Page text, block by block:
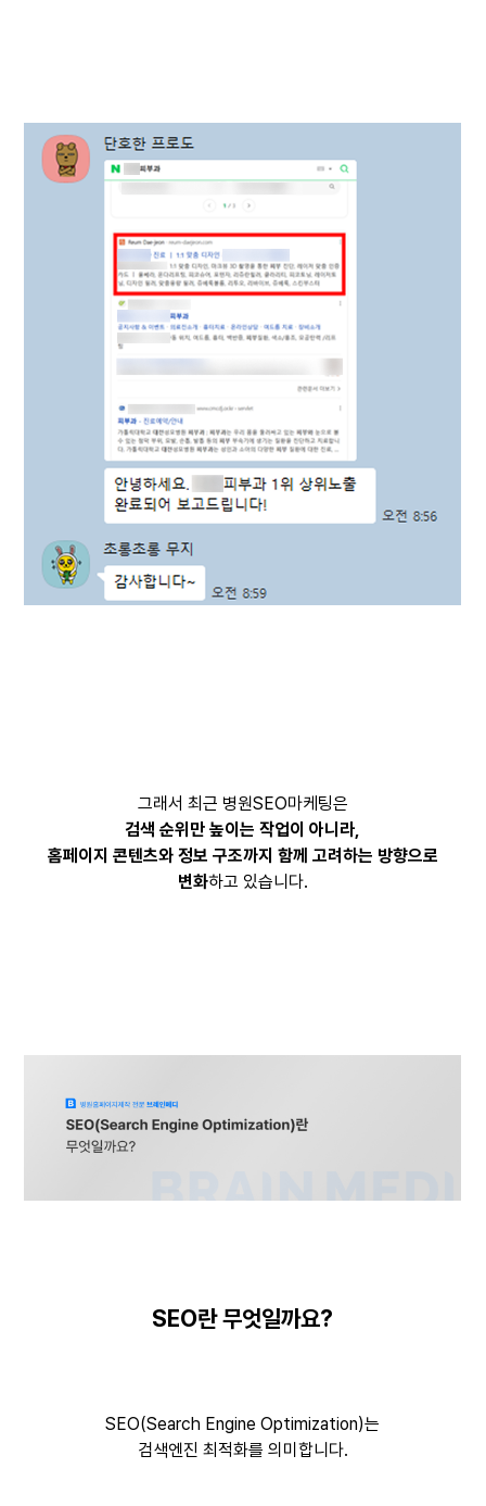
그래서 최근 병원SEO마케팅은
검색 순위만 높이는 작업이 아니라,
홈페이지 콘텐츠와 정보 구조까지 함께 고려하는 방향으로
변화하고 있습니다.
SEO란 무엇일까요?
SEO(Search Engine Optimization)는
검색엔진 최적화를 의미합니다.